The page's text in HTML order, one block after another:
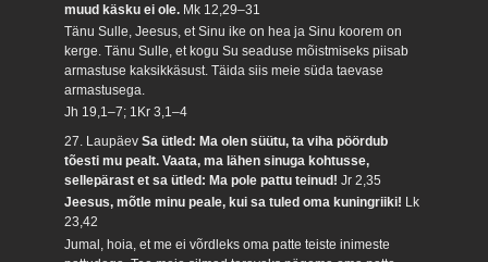
muud käsku ei ole. Mk 12,29–31
Tänu Sulle, Jeesus, et Sinu ike on hea ja Sinu koorem on
kerge. Tänu Sulle, et kogu Su seaduse mõistmiseks piisab
armastuse kaksikkäsust. Täida siis meie süda taevase
armastusega.
Jh 19,1–7; 1Kr 3,1–4
27. LaupäevSa ütled: Ma olen süütu, ta viha pöördub
tõesti mu pealt. Vaata, ma lähen sinuga kohtusse,
sellepärast et sa ütled: Ma pole pattu teinud!Jr 2,35
Jeesus, mõtle minu peale, kui sa tuled oma kuningriiki! Lk
23,42
Jumal, hoia, et me ei võrdleks oma patte teiste inimeste